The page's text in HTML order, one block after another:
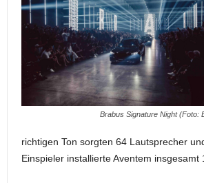
Brabus Signature Night (Foto:
richtigen Ton sorgten 64 Lautsprecher
Einspieler installierte Aventem